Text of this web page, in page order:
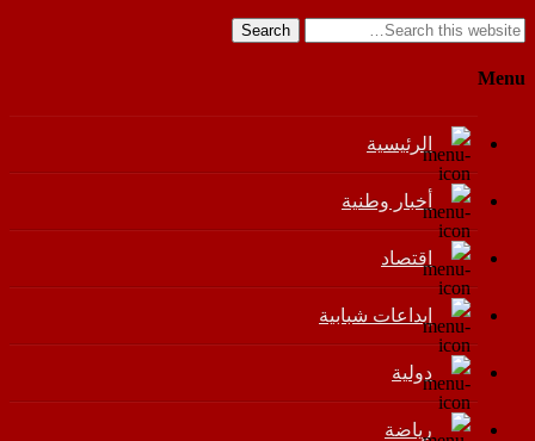
Search
Menu
الرئيسية
أخبار وطنية
اقتصاد
إبداعات شبابية
دولية
رياضة